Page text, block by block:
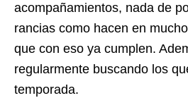
acompañamientos, nada de
rancias como hacen en
que con eso ya cumplen.
regularmente buscando los
temporada.